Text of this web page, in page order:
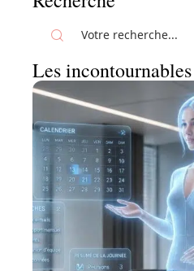
Les incontournables